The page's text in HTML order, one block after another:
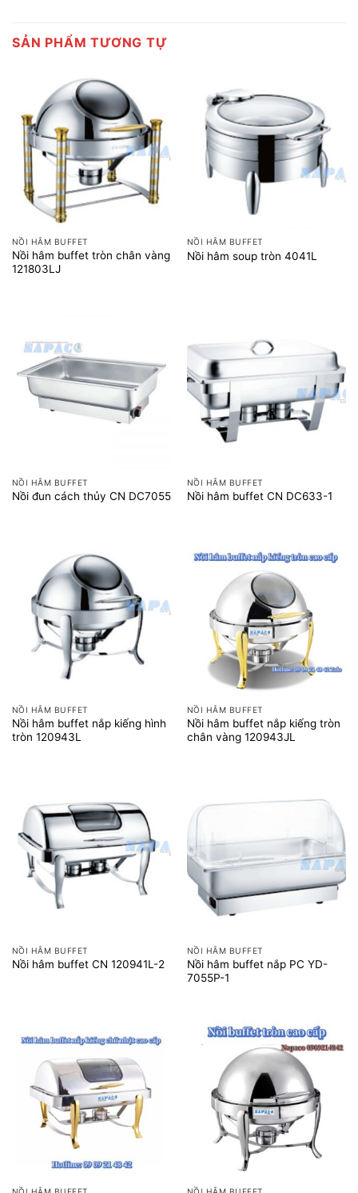
SẢN PHẨM TƯƠNG TỰ
NỒI HÂM BUFFET
Nồi hâm buffet tròn chân vàng
121803LJ
NỒI HÂM BUFFET
Nồi hâm soup tròn 4041L
NỒI HÂM BUFFET
Nồi đun cách thủy CN DC7055
NỒI HÂM BUFFET
Nồi hâm buffet CN DC633-1
NỒI HÂM BUFFET
Nồi hâm buffet nắp kiếng hình
tròn 120943L
NỒI HÂM BUFFET
Nồi hâm buffet nắp kiếng tròn
chân vàng 120943JL
NỒI HÂM BUFFET
Nồi hâm buffet CN 120941L-2
NỒI HÂM BUFFET
Nồi hâm buffet nắp PC YD-
7055P-1
NỒI HÂM BUFFET NỒI HÂM BUFFET